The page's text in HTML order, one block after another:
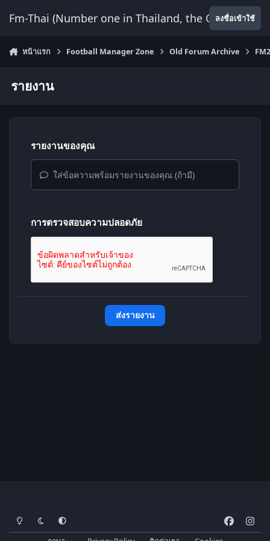
Fm-Thai (Number one in Thailand, the Onlyลงชื่อเข้าใช้
หน้าแรก Football Manager Zone Old Forum Archive
รายงาน
รายงานของคุณ
ใส่ข้อความพร้อมรายงานของคุณ (ถ้ามี)
การตรวจสอบความปลอดภัย
ส่งรายงาน
โหมดสว่างโหมดมืด การตั้งค่าระบบ
a
n